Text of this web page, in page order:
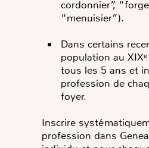
cordonnier”,
“menuisier”).
Dans certains
population au
tous les 5 ans et
profession de
foyer.
Inscrire
profession dans